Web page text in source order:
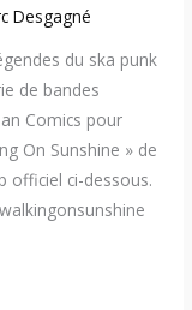
Desgagné
du ska punk
de bandes
Comics pour
On Sunshine » de
officiel ci-dessous.